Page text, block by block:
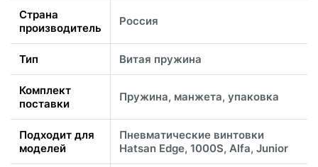
Страна
производитель
Россия
Тип Витая пружина
Комплект
поставки
Пружина, манжета, упаковка
Подходит для
моделей
Пневматические винтовки
Hatsan Edge, 1000S, Alfa, Junior